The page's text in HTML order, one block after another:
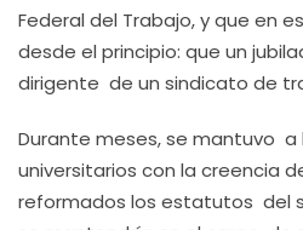
Federal del Trabajo, y que en
desde el principio: que un
dirigente de un sindicato de
Durante meses, se mantuvo
universitarios con la creencia
reformados los estatutos del